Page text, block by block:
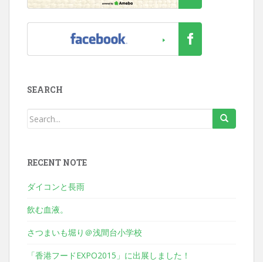
SEARCH
RECENT NOTE
ダイコンと長雨
飲む血液。
さつまいも堀り＠浅間台小学校
「香港フードEXPO2015」に出展しました！